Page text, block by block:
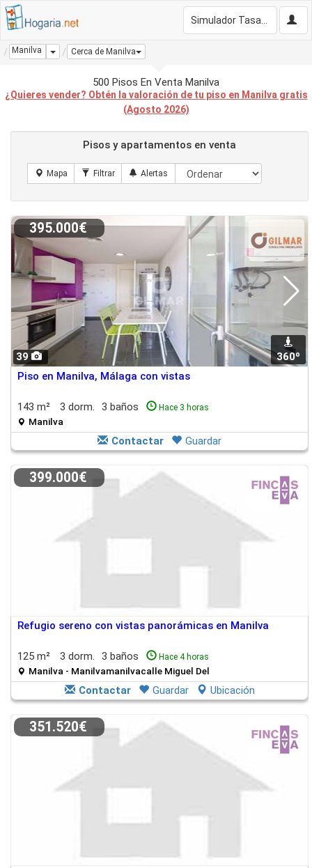
Manilva Dropdown
Cerca de Manilva
500 Pisos En Venta Manilva
¿Quieres vender? Obtén la valoración de tu piso en Manilva gratis
(Agosto 2026)
Pisos y apartamentos en venta
39 360º
395.000€
Piso en Manilva, Málaga con vistas
143 m² 3 dorm. 3 baños Hace 3 horas
Manilva
Contactar Guardar
399.000€
Refugio sereno con vistas panorámicas en Manilva
125 m² 3 dorm. 3 baños Hace 4 horas
Manilva - Manilvamanilvacalle Miguel Del
Contactar Guardar Ubicación
351.520€